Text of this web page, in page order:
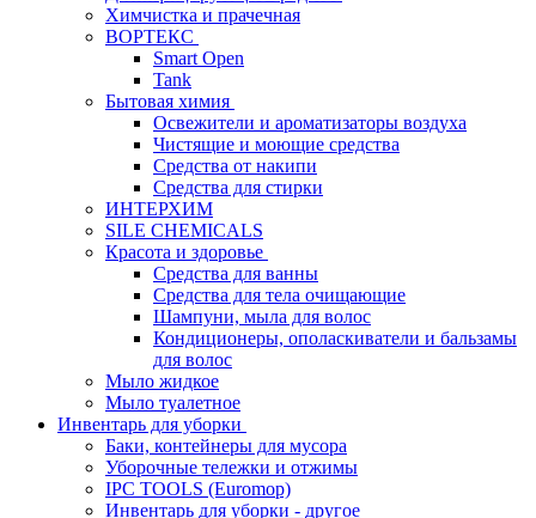
Химчистка и прачечная
ВОРТЕКС
Smart Open
Tank
Бытовая химия
Освежители и ароматизаторы воздуха
Чистящие и моющие средства
Средства от накипи
Средства для стирки
ИНТЕРХИМ
SILE CHEMICALS
Красота и здоровье
Средства для ванны
Средства для тела очищающие
Шампуни, мыла для волос
Кондиционеры, ополаскиватели и бальзамы
для волос
Мыло жидкое
Мыло туалетное
Инвентарь для уборки
Баки, контейнеры для мусора
Уборочные тележки и отжимы
IPC TOOLS (Euromop)
Инвентарь для уборки - другое